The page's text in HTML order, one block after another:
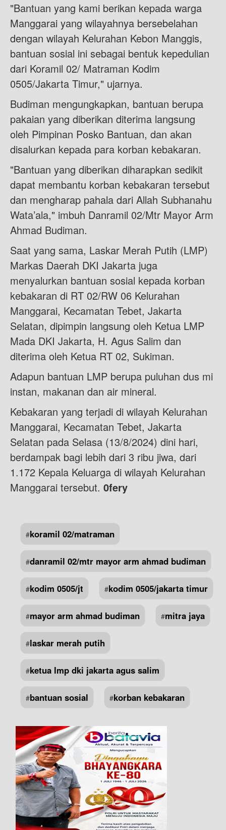
"Bantuan yang kami berikan kepada warga
Manggarai yang wilayahnya bersebelahan
dengan wilayah Kelurahan Kebon Manggis,
bantuan sosial ini sebagai bentuk kepedulian
dari Koramil 02/ Matraman Kodim
0505/Jakarta Timur," ujarnya.
Budiman mengungkapkan, bantuan berupa
pakaian yang diberikan diterima langsung
oleh Pimpinan Posko Bantuan, dan akan
disalurkan kepada para korban kebakaran.
"Bantuan yang diberikan diharapkan sedikit
dapat membantu korban kebakaran tersebut
dan mengharap pahala dari Allah Subhanahu
Wata’ala," imbuh Danramil 02/Mtr Mayor Arm
Ahmad Budiman.
Saat yang sama, Laskar Merah Putih (LMP)
Markas Daerah DKI Jakarta juga
menyalurkan bantuan sosial kepada korban
kebakaran di RT 02/RW 06 Kelurahan
Manggarai, Kecamatan Tebet, Jakarta
Selatan, dipimpin langsung oleh Ketua LMP
Mada DKI Jakarta, H. Agus Salim dan
diterima oleh Ketua RT 02, Sukiman.
Adapun bantuan LMP berupa puluhan dus mi
instan, makanan dan air mineral.
Kebakaran yang terjadi di wilayah Kelurahan
Manggarai, Kecamatan Tebet, Jakarta
Selatan pada Selasa (13/8/2024) dini hari,
berdampak bagi lebih dari 3 ribu jiwa, dari
1.172 Kepala Keluarga di wilayah Kelurahan
Manggarai tersebut. 0fery
#koramil 02/matraman
#danramil 02/mtr mayor arm ahmad budiman
#kodim 0505/jt #kodim 0505/jakarta timur
#mayor arm ahmad budiman #mitra jaya
#laskar merah putih
#ketua lmp dki jakarta agus salim
#bantuan sosial #korban kebakaran